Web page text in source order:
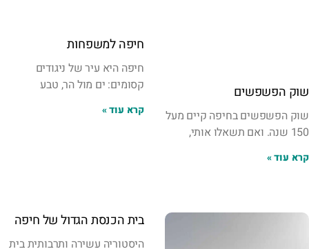
שוק הפשפשים
שוק הפשפשים בחיפה קיים מעל
150 שנה. ואם תשאלו אותי,
קרא עוד »
חיפה למשפחות
חיפה היא עיר של ניגודים
קסומים: ים מול הר, טבע
קרא עוד »
בית הכנסת הגדול של חיפה
היסטוריה עשירה ותרבותית בית